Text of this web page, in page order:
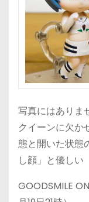
写真にはありま
クイーンに欠か
態と開いた状態
し顔」と優しい
GOODSMILE